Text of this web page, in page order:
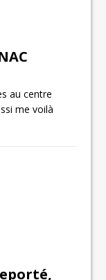
au centre
me voilà